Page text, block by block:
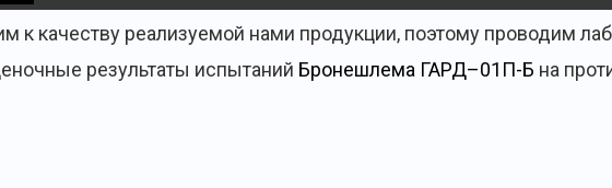
к качеству реализуемой нами продукции, поэтому проводим
результаты испытаний Бронешлема ГАРД–01П-Б на